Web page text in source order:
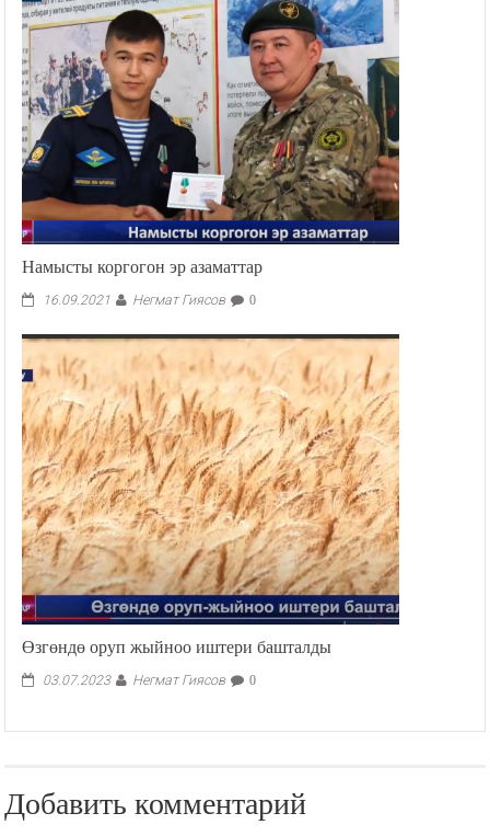
Намысты коргогон эр азаматтар
16.09.2021 Негмат Гиясов 0
Өзгөндө оруп жыйноо иштери башталды
03.07.2023 Негмат Гиясов 0
Добавить комментарий